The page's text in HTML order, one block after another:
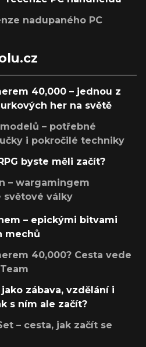
nadupaného PC
40,000 – jednou z
her na světě
– potřebné
i pokročilé techniky
byste měli začít?
– wargamingem
světové války
– epickými bitvami
mechů
40,000? Cesta vede
zábava, vzdělání i
s ním ale začít?
– cesta, jak začít se